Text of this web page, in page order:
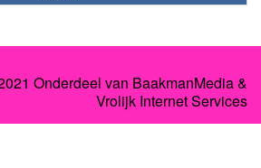
Onderdeel van BaakmanMedia&
Vrolijk Internet Services